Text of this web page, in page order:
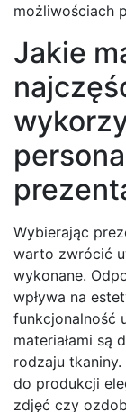
możliwościach
Jakie
Wybierając
warto zwrócić
wykonane.
wpływa na
funkcjonalność
materiałami są
rodzaju
do produkcji
zdjęć czy